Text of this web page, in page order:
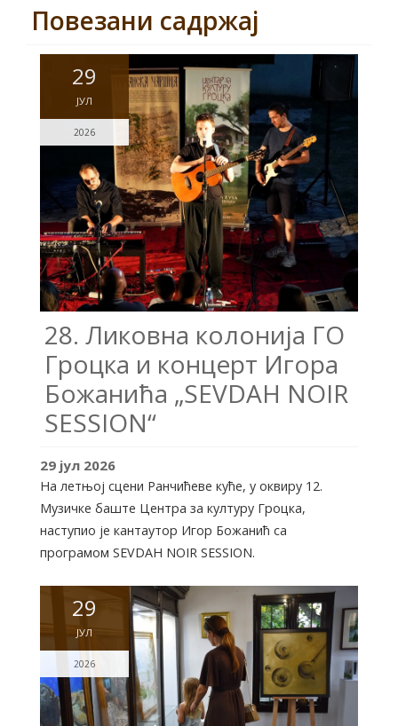
Повезани садржај
29
ЈУЛ
2026
28. Ликовна колонија ГО
Гроцка и концерт Игора
Божанића „SEVDAH NOIR
SESSION“
29 јул 2026
На летњој сцени Ранчићеве куће, у оквиру 12.
Музичке баште Центра за културу Гроцка,
наступио је кантаутор Игор Божанић са
програмом SEVDAH NOIR SESSION.
29
ЈУЛ
2026